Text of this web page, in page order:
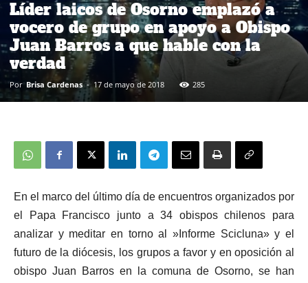
Líder laicos de Osorno emplazó a
vocero de grupo en apoyo a Obispo
Juan Barros a que hable con la
verdad
Por Brisa Cardenas - 17 de mayo de 2018 285
En el marco del último día de encuentros organizados por
el Papa Francisco junto a 34 obispos chilenos para
analizar y meditar en torno al »Informe Scicluna» y el
futuro de la diócesis, los grupos a favor y en oposición al
obispo Juan Barros en la comuna de Osorno, se han